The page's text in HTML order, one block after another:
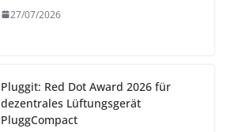
27/07/2026
Pluggit: Red Dot Award 2026 für
dezentrales Lüftungsgerät
PluggCompact